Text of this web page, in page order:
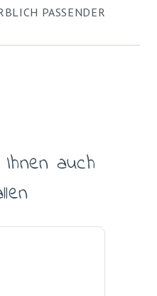
PASSENDER
auch